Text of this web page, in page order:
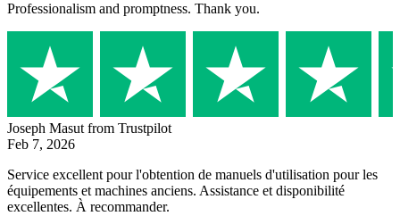
Professionalism and promptness. Thank you.
Joseph Masut from Trustpilot
Feb 7, 2026
Service excellent pour l'obtention de manuels d'utilisation pour les
équipements et machines anciens. Assistance et disponibilité
excellentes. À recommander.